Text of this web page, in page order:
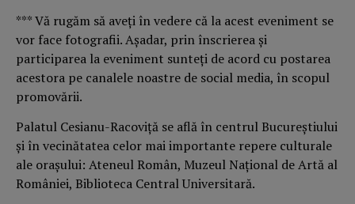
*** Vă rugăm să aveţi în vedere că la acest eveniment se
vor face fotografii. Aşadar, prin înscrierea şi
participarea la eveniment sunteţi de acord cu postarea
acestora pe canalele noastre de social media, în scopul
promovării.
Palatul Cesianu-Racoviţă se află în centrul Bucureştiului
şi în vecinătatea celor mai importante repere culturale
ale oraşului: Ateneul Român, Muzeul Naţional de Artă al
României, Biblioteca Central Universitară.